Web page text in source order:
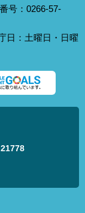
号：0266-57-
日：土曜日・日曜
21778